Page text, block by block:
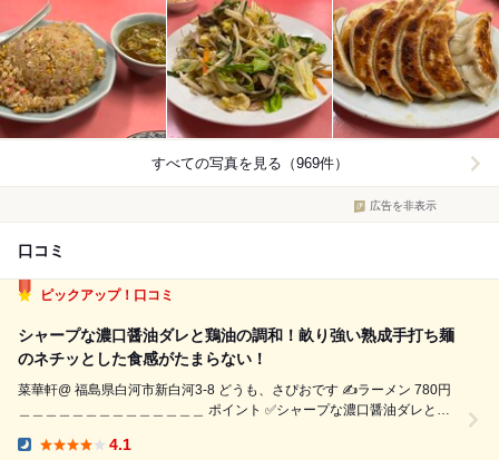
すべての写真を見る（969件）
広告を非表示
口コミ
ピックアップ！口コミ
シャープな濃口醤油ダレと鶏油の調和！畝り強い熟成手打ち麺
のネチッとした食感がたまらない！
菜華軒@ 福島県白河市新白河3-8 どうも、さぴおです ✍️ラーメン 780円
吊るしチャーシューの仕上がりが抜群 ✅タンメンから食堂メニューま
4.1